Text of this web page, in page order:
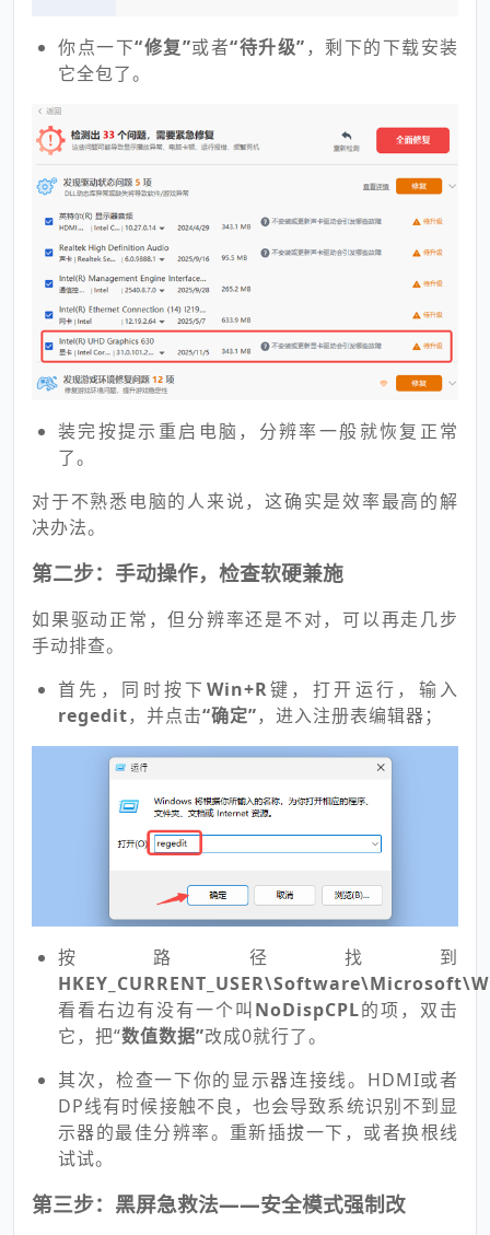
你点一下“修复”或者“待升级” ，剩下的下载安装
它全包了。
装完按提示重启电脑，分辨率一般就恢复正常
了。
对于不熟悉电脑的人来说，这确实是效率最高的解
决办法。
第二步：手动操作，检查软硬兼施
如果驱动正常，但分辨率还是不对，可以再走几步
手动排查。
首先，同时按下 Win+R键，打开运行，输入
regedit，并点击“确定”，进入注册表编辑器；
按路径找到
看看右边有没有一个叫 NoDispCPL的项，双击
它，把“数值数据”改成0就行了。
其次，检查一下你的显示器连接线。HDMI或者
DP线有时候接触不良，也会导致系统识别不到显
示器的最佳分辨率。重新插拔一下，或者换根线
试试。
第三步：黑屏急救法——安全模式强制改